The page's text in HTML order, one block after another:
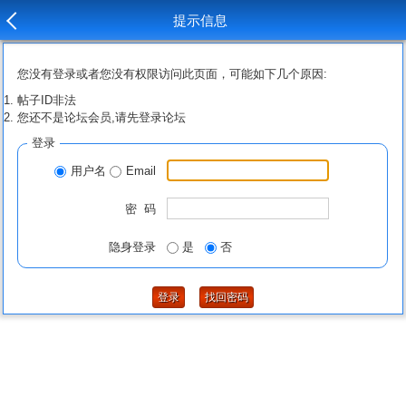
提示信息
您没有登录或者您没有权限访问此页面，可能如下几个原因:
帖子ID非法
您还不是论坛会员,请先登录论坛
登录
用户名 Email
密 码
隐身登录 是 否